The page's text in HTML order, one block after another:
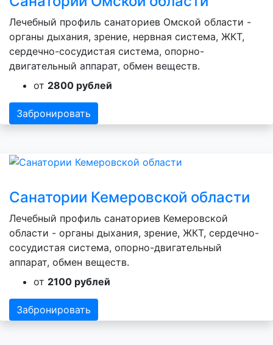
Лечебный профиль санаториев Омской области -
органы дыхания, зрение, нервная система, ЖКТ,
сердечно-сосудистая система, опорно-
двигательный аппарат, обмен веществ.
от 2800 рублей
Забронировать
Санатории Кемеровской области
Лечебный профиль санаториев Кемеровской
области - органы дыхания, зрение, ЖКТ, сердечно-
сосудистая система, опорно-двигательный
аппарат, обмен веществ.
от 2100 рублей
Забронировать